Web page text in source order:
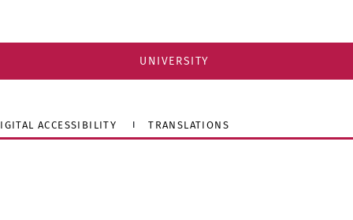
UNIVERSITY
ACCESSIBILITY TRANSLATIONS